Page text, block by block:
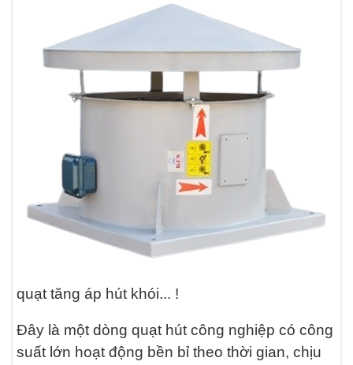
quạt tăng áp hút khói... !
Đây là một dòng quạt hút công nghiệp có công
suất lớn hoạt động bền bỉ theo thời gian, chịu